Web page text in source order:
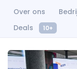
Over ons
Deals
10+